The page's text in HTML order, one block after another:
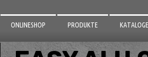
ONLINESHOP PRODUKTE
SPIEGEL
KATALOGE